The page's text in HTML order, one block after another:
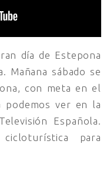
día de Estepona
Mañana sábado se
con meta en el
podemos ver en la
Española.
para